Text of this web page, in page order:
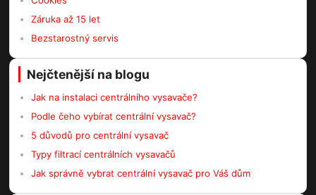
Záruka až 15 let
Bezstarostný servis
Nejčtenější na blogu
Jak na instalaci centrálního vysavače?
Podle čeho vybírat centrální vysavač?
5 důvodů pro centrální vysavač
Typy filtrací centrálních vysavačů
Jak správně vybrat centrální vysavač pro Váš dům